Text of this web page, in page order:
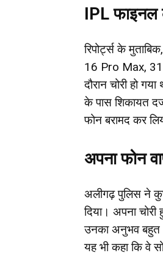
IPL फाइनल
रिपोर्ट्स के
16 Pro Max, 31
दौरान चोरी हो
के पास शिकायत
फोन बरामद कर
अपना फोन
अलीगढ़ पुलिस ने
दिया। अपना
उनका अनुभव बहुत
यह भी कहा कि वे